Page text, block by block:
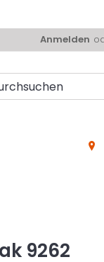
Anmelden
9262